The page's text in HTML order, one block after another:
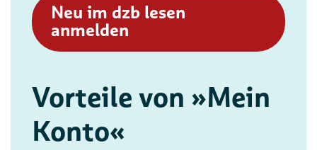
Neu im dzb lesen
anmelden
Vorteile von »Mein
Konto«